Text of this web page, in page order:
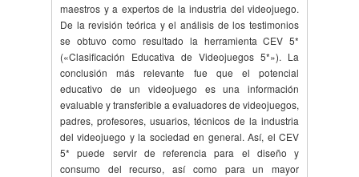
maestros y a expertos de la industria del videojuego.
De la revisión teórica y el análisis de los testimonios
se obtuvo como resultado la herramienta CEV 5*
(«Clasificación Educativa de Videojuegos 5*»). La
conclusión más relevante fue que el potencial
educativo de un videojuego es una información
evaluable y transferible a evaluadores de videojuegos,
padres, profesores, usuarios, técnicos de la industria
del videojuego y la sociedad en general. Así, el CEV
5* puede servir de referencia para el diseño y
consumo del recurso, así como para un mayor